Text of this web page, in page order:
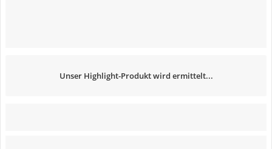
Unser Highlight-Produkt wird ermittelt...